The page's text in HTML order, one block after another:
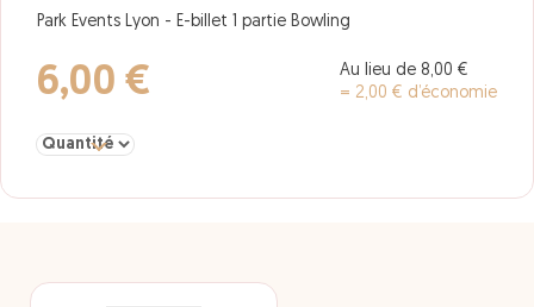
Park Events Lyon - E-billet 1 partie Bowling
6,00 €
Au lieu de 8,00 €
= 2,00 € d’économie
Sélectionner la quantité pour Lyon 1 partie Bowling